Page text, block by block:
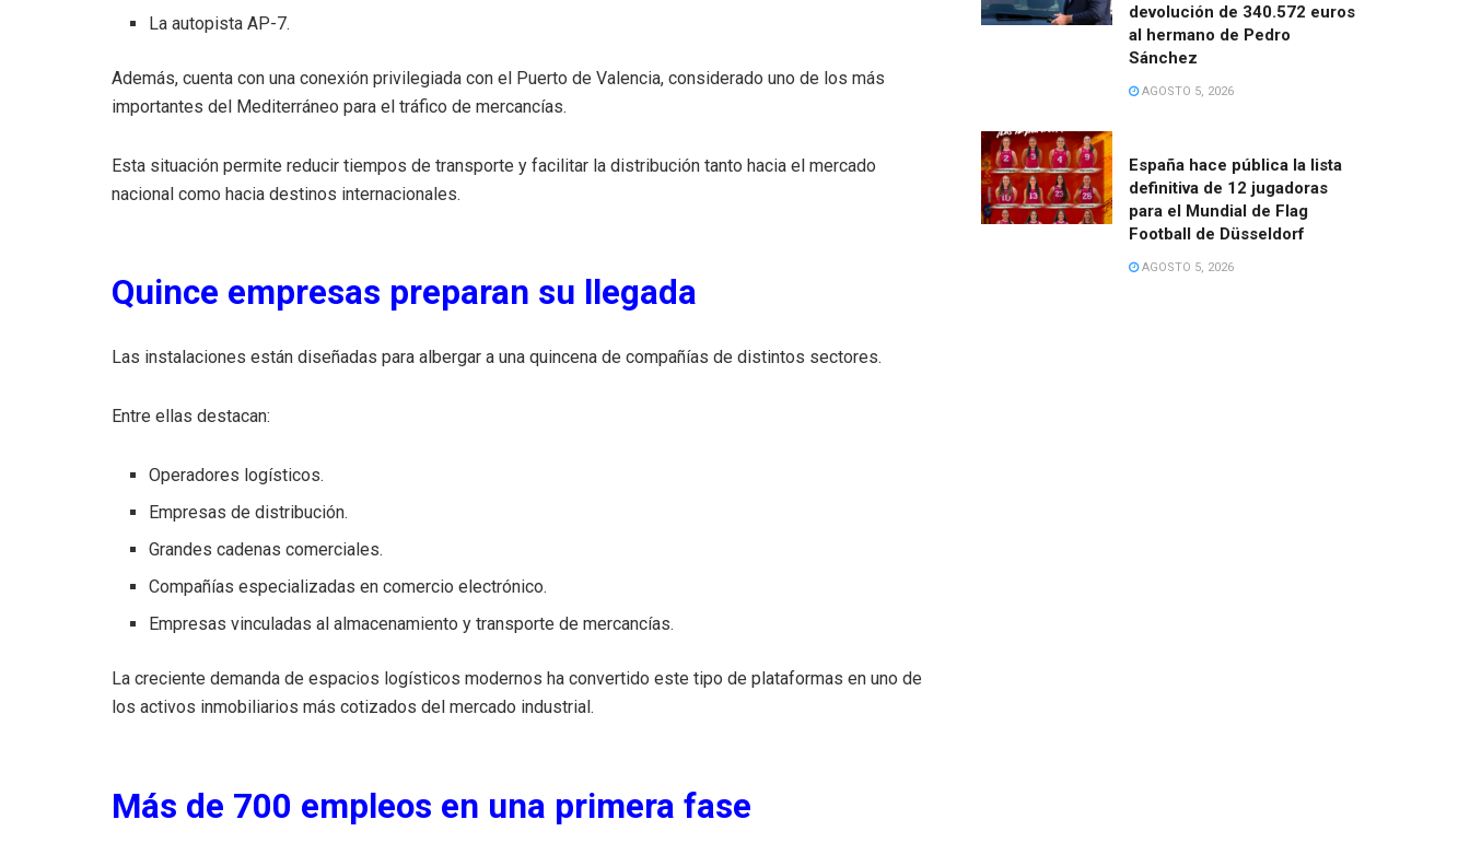
La autopista AP-7.
Además, cuenta con una conexión privilegiada con el Puerto de Valencia, considerado uno de los más
importantes del Mediterráneo para el tráfico de mercancías.
Esta situación permite reducir tiempos de transporte y facilitar la distribución tanto hacia el mercado
nacional como hacia destinos internacionales.
Quince empresas preparan su llegada
Las instalaciones están diseñadas para albergar a una quincena de compañías de distintos sectores.
Entre ellas destacan:
Operadores logísticos.
Empresas de distribución.
Grandes cadenas comerciales.
Compañías especializadas en comercio electrónico.
Empresas vinculadas al almacenamiento y transporte de mercancías.
La creciente demanda de espacios logísticos modernos ha convertido este tipo de plataformas en uno de
los activos inmobiliarios más cotizados del mercado industrial.
Más de 700 empleos en una primera fase
devolución de 340.572 euros
al hermano de Pedro
Sánchez
AGOSTO 5, 2026
España hace pública la lista
definitiva de 12 jugadoras
para el Mundial de Flag
Football de Düsseldorf
AGOSTO 5, 2026